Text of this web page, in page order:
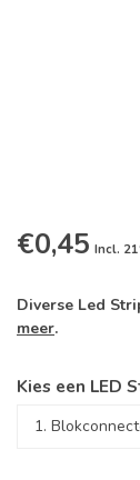
€0,45 Incl.
Diverse Led
meer.
Kies een LED